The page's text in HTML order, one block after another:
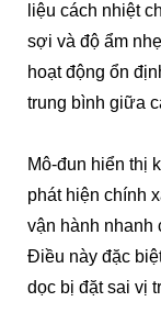
liệu cách nhiệt
sợi và độ ẩm
hoạt động ổn
trung bình giữa
Mô-đun hiển thị
phát hiện chính
vận hành nhanh
Điều này đặc
dọc bị đặt sai vị